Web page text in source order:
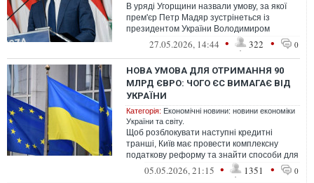
В уряді Угорщини назвали умову, за якої
прем'єр Петр Мадяр зустрінеться із
президентом України Володимиром
Зеленським.
27.05.2026, 14:44 • 322 • 0
НОВА УМОВА ДЛЯ ОТРИМАННЯ 90
МЛРД ЄВРО: ЧОГО ЄС ВИМАГАЄ ВІД
УКРАЇНИ
Категорія: Економічні новини: новини економіки
України та світу.
Щоб розблокувати наступні кредитні
транші, Київ має провести комплексну
податкову реформу та знайти способи для
максимального залучення внутрішніх фін...
05.05.2026, 21:15 • 1351 • 0